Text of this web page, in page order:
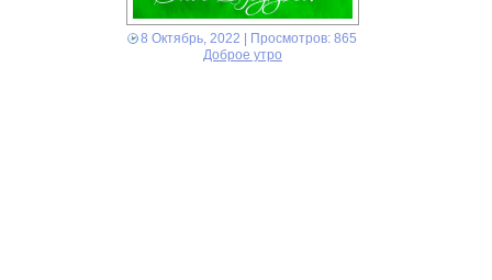
8 Октябрь, 2022 | Просмотров: 865
Доброе утро